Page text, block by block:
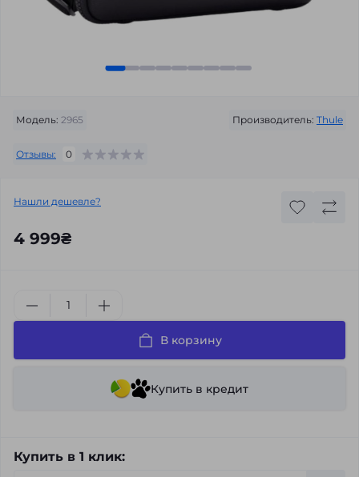
Модель: 2965 Производитель: Thule
Отзывы: 0
Нашли дешевле?
4 999₴
В корзину
Купить в кредит
Купить в 1 клик: